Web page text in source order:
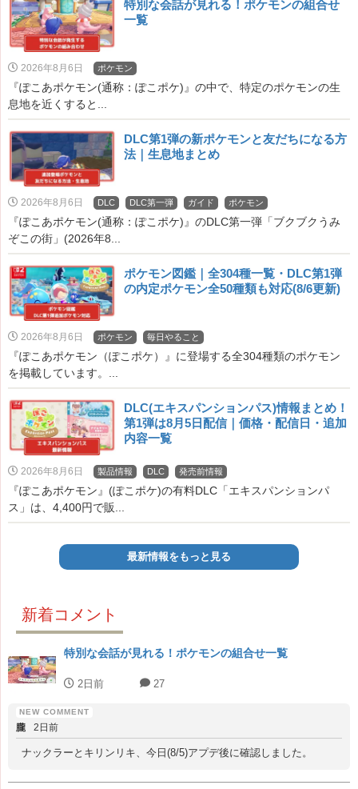
特別な会話が見れる！ポケモンの組合せ
一覧
2026年8月6日 ポケモン
『ぽこあポケモン(通称：ぽこポケ)』の中で、特定のポケモンの生
息地を近くすると...
DLC第1弾の新ポケモンと友だちになる方
法｜生息地まとめ
2026年8月6日 DLC DLC第一弾 ガイド ポケモン
『ぽこあポケモン(通称：ぽこポケ)』のDLC第一弾「ブクブクうみ
ぞこの街」(2026年8...
ポケモン図鑑｜全304種一覧・DLC第1弾
の内定ポケモン全50種類も対応(8/6更新)
2026年8月6日 ポケモン 毎日やること
『ぽこあポケモン（ぽこポケ）』に登場する全304種類のポケモン
を掲載しています。...
DLC(エキスパンションパス)情報まとめ！
第1弾は8月5日配信｜価格・配信日・追加
内容一覧
2026年8月6日 製品情報 DLC 発売前情報
『ぽこあポケモン』(ぽこポケ)の有料DLC「エキスパンションパ
ス」は、4,400円で販...
最新情報をもっと見る
新着コメント
特別な会話が見れる！ポケモンの組合せ一覧
2日前 27
朧 2日前
ナックラーとキリンリキ、今日(8/5)アプデ後に確認しました。